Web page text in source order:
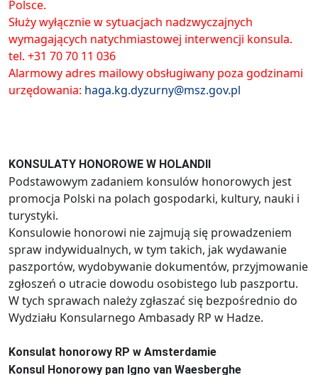
Polsce.
Służy wyłącznie w sytuacjach nadzwyczajnych
wymagających natychmiastowej interwencji konsula.
tel. +31 70 70 11 036
Alarmowy adres mailowy obsługiwany poza godzinami
urzędowania: haga.kg.dyzurny@msz.gov.pl
KONSULATY HONOROWE W HOLANDII
Podstawowym zadaniem konsulów honorowych jest
promocja Polski na polach gospodarki, kultury, nauki i
turystyki.
Konsulowie honorowi nie zajmują się prowadzeniem
spraw indywidualnych, w tym takich, jak wydawanie
paszportów, wydobywanie dokumentów, przyjmowanie
zgłoszeń o utracie dowodu osobistego lub paszportu.
W tych sprawach należy zgłaszać się bezpośrednio do
Wydziału Konsularnego Ambasady RP w Hadze.
Konsulat honorowy RP w Amsterdamie
Konsul Honorowy pan Igno van Waesberghe